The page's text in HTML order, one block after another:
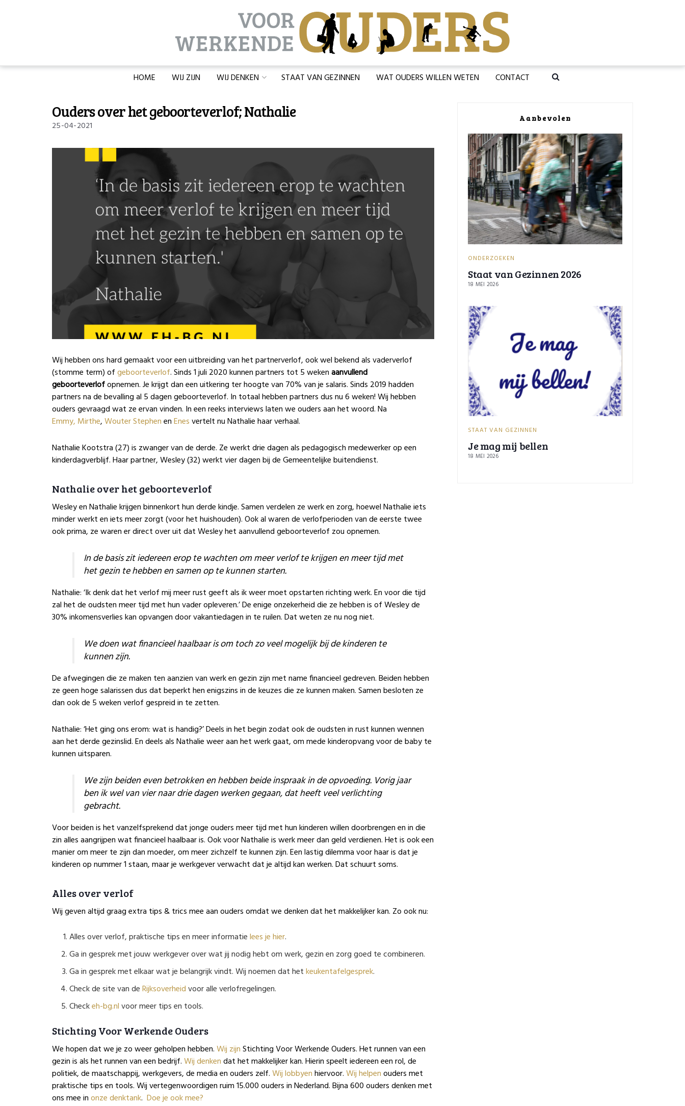
HOME WIJ ZIJN WIJ DENKEN STAAT VAN GEZINNEN WAT OUDERS WILLEN WETEN CONTACT
Ouders over het geboorteverlof; Nathalie
25-04-2021
Wij hebben ons hard gemaakt voor een uitbreiding van het partnerverlof, ook wel bekend als vaderverlof
(stomme term) ofgeboorteverlof. Sinds 1 juli 2020 kunnen partners tot 5 wekenaanvullend
geboorteverlofopnemen. Je krijgt dan een uitkering ter hoogte van 70% van je salaris.Sinds 2019 hadden
partners na de bevalling al 5 dagen geboorteverlof. In totaal hebben partners dus nu 6 weken! Wij hebben
ouders gevraagd wat ze ervan vinden. In een reeks interviews laten we ouders aan het woord. Na
Emmy, Mirthe,WouterStephenenEnesvertelt nu Nathalie haar verhaal.
Nathalie Kootstra (27) is zwanger van de derde. Ze werkt drie dagen als pedagogisch medewerker op een
kinderdagverblijf. Haar partner, Wesley (32) werkt vier dagen bij de Gemeentelijke buitendienst.
Nathalie over het geboorteverlof
Wesley en Nathalie krijgen binnenkort hun derde kindje. Samen verdelen ze werk en zorg, hoewel Nathalie iets
minder werkt en iets meer zorgt (voor het huishouden). Ook al waren de verlofperioden van de eerste twee
ook prima, ze waren er direct over uit dat Wesley het aanvullend geboorteverlof zou opnemen.
In de basis zit iedereen erop te wachten om meer verlof te krijgen en meer tijd met
het gezin te hebben en samen op te kunnen starten.
Nathalie: ‘Ik denk dat het verlof mij meer rust geeft als ik weer moet opstarten richting werk. En voor die tijd
zal het de oudsten meer tijd met hun vader opleveren.’ De enige onzekerheid die ze hebben is of Wesley de
30% inkomensverlies kan opvangen door vakantiedagen in te ruilen. Dat weten ze nu nog niet.
We doen wat financieel haalbaar is om toch zo veel mogelijk bij de kinderen te
kunnen zijn.
De afwegingen die ze maken ten aanzien van werk en gezin zijn met name financieel gedreven. Beiden hebben
ze geen hoge salarissen dus dat beperkt hen enigszins in de keuzes die ze kunnen maken. Samen besloten ze
dan ook de 5 weken verlof gespreid in te zetten.
Nathalie: ‘Het ging ons erom: wat is handig?’ Deels in het begin zodat ook de oudsten in rust kunnen wennen
aan het derde gezinslid. En deels als Nathalie weer aan het werk gaat, om mede kinderopvang voor de baby te
kunnen uitsparen.
We zijn beiden even betrokken en hebben beide inspraak in de opvoeding. Vorig jaar
ben ik wel van vier naar drie dagen werken gegaan, dat heeft veel verlichting
gebracht.
Voor beiden is het vanzelfsprekend dat jonge ouders meer tijd met hun kinderen willen doorbrengen en in die
zin alles aangrijpen wat financieel haalbaar is. Ook voor Nathalie is werk meer dan geld verdienen. Het is ook een
manier om meer te zijn dan moeder, om meer zichzelf te kunnen zijn. Een lastig dilemma voor haar is dat je
kinderen op nummer 1 staan, maar je werkgever verwacht dat je altijd kan werken. Dat schuurt soms.
Alles over verlof
Wij geven altijd graag extra tips & trics mee aan ouders omdat we denken dat het makkelijker kan. Zo ook nu:
Alles over verlof, praktische tips en meer informatielees je hier.
Ga in gesprek met jouw werkgever over wat jij nodig hebt om werk, gezin en zorg goed te combineren.
Ga in gesprek met elkaar wat je belangrijk vindt. Wij noemen dat hetkeukentafelgesprek.
Check de site van deRijksoverheidvoor alle verlofregelingen.
Checkeh-bg.nlvoor meer tips en tools.
Stichting Voor Werkende Ouders
We hopen dat we je zo weer geholpen hebben.Wij zijnStichting Voor Werkende Ouders. Het runnen van een
gezin is als het runnen van een bedrijf.Wij denkendat het makkelijker kan. Hierin speelt iedereen een rol, de
politiek, de maatschappij, werkgevers, de media en ouders zelf.Wij lobbyenhiervoor.Wij helpenouders met
praktische tips en tools. Wij vertegenwoordigen ruim 15.000 ouders in Nederland. Bijna 600 ouders denken met
ons mee inonze denktank. Doe je ook mee?
Aanbevolen
ONDERZOEKEN
Staat van Gezinnen 2026
18 MEI 2026
STAAT VAN GEZINNEN
Je mag mij bellen
18 MEI 2026